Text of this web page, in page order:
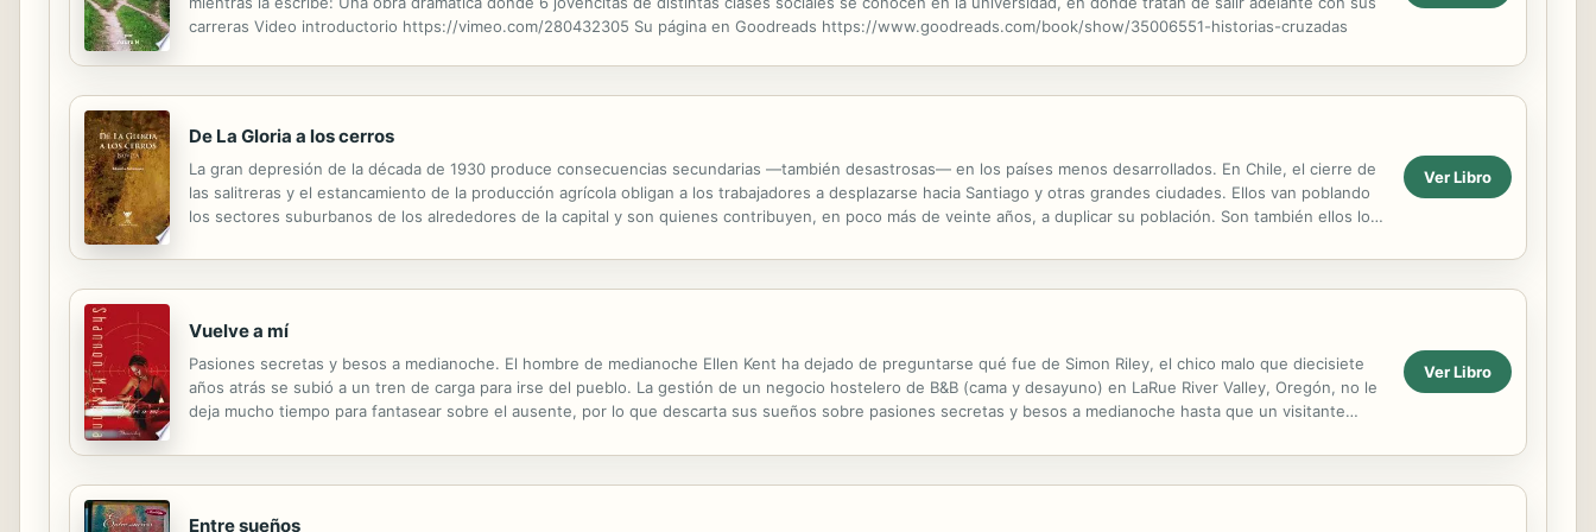
carreras Video introductorio https://vimeo.com/280432305 Su página en Goodreads https://www.goodreads.com/book/show/35006551-historias-cruzadas
De La Gloria a los cerros
La gran depresión de la década de 1930 produce consecuencias secundarias —también desastrosas— en los países menos desarrollados. En Chile, el cierre de
las salitreras y el estancamiento de la producción agrícola obligan a los trabajadores a desplazarse hacia Santiago y otras grandes ciudades. Ellos van poblando
los sectores suburbanos de los alrededores de la capital y son quienes contribuyen, en poco más de veinte años, a duplicar su población. Son también ellos los
Ver Libro
Vuelve a mí
Pasiones secretas y besos a medianoche. El hombre de medianoche Ellen Kent ha dejado de preguntarse qué fue de Simon Riley, el chico malo que diecisiete
años atrás se subió a un tren de carga para irse del pueblo. La gestión de un negocio hostelero de B&B (cama y desayuno) en LaRue River Valley, Oregón, no le
deja mucho tiempo para fantasear sobre el ausente, por lo que descarta sus sueños sobre pasiones secretas y besos a medianoche hasta que un visitante
Ver Libro
Entre sueños